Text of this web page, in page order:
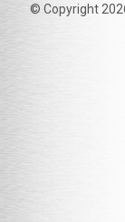
© Copyright